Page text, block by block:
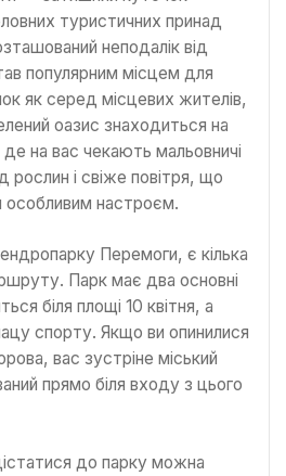
туристичних принад
неподалік від
популярним місцем для
як серед місцевих жителів,
оазис знаходиться на
на вас чекають мальовничі
рослин і свіже повітря, що
особливим настроєм.
Перемоги, є кілька
Парк має два основні
біля площі 10 квітня, а
спорту. Якщо ви опинилися
вас зустріне міський
прямо біля входу з цього
до парку можна